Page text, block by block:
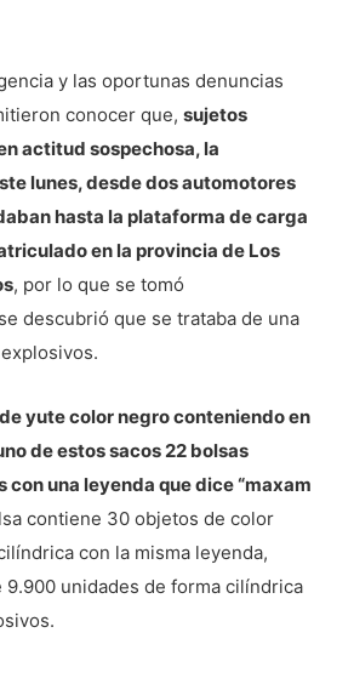
y las oportunas denuncias
conocer que, sujetos
actitud sospechosa, la
lunes, desde dos automotores
hasta la plataforma de carga
en la provincia de Los
, por lo que se tomó
descubrió que se trataba de una
yute color negro conteniendo en
de estos sacos 22 bolsas
con una leyenda que dice “maxam
contiene 30 objetos de color
con la misma leyenda,
9.900 unidades de forma cilíndrica